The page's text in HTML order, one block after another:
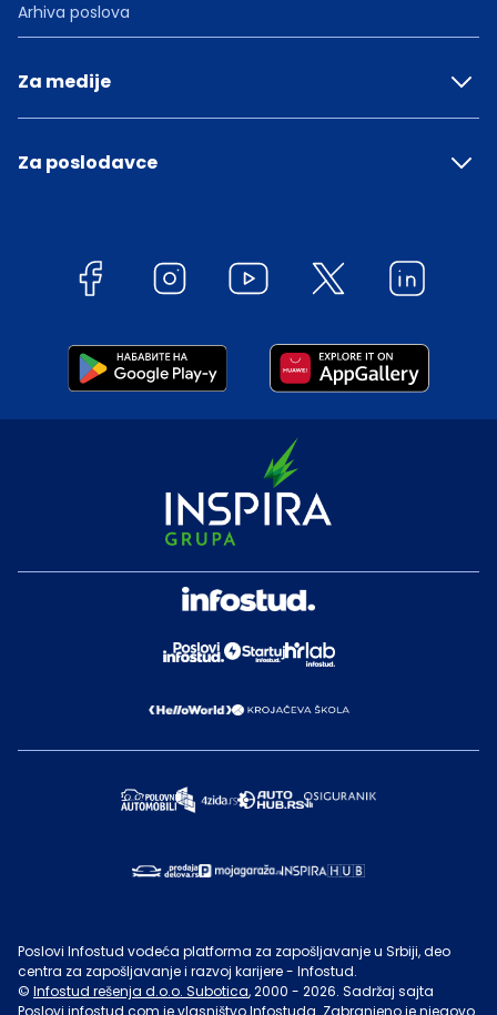
Arhiva poslova
Za medije
Za poslodavce
Poslovi Infostud vodeća platforma za zapošljavanje u Srbiji, deo
centra za zapošljavanje i razvoj karijere - Infostud.
© Infostud rešenja d.o.o. Subotica, 2000 - 2026. Sadržaj sajta
Poslovi.infostud.com je vlasništvoInfostuda . Zabranjeno je njegovo